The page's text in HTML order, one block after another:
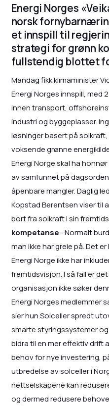
Energi Norges
norsk
et innspill til
strategi for grønn
fullstendig blottet
Mandag fikk klimaminister
Energi Norges innspill, med
innen transport,
industri og byggeplasser.
løsninger basert på
voksende grønne
Energi Norge skal ha
av samfunnet på
åpenbare mangler. Daglig
Kopstad Berentsen viser til
bort fra solkraft i sin
kompetanse– Normalt
man ikke har greie på. Det
Energi Norge ikke har
fremtidsvisjon. I så fall er
organisasjon ikke søker
Energi Norges medlemmer
sier hun.Solceller spredt
smarte styringssystemer
bidra til en mer effektiv drift
behov for nye investering,
utbredelse av solceller i
nettselskapene kan
og dermed redusere